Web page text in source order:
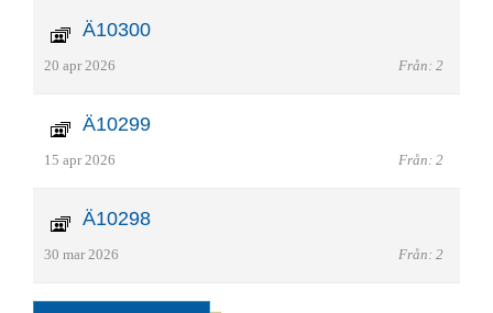
Ä10300
20 apr 2026 Från: 2
Ä10299
15 apr 2026 Från: 2
Ä10298
30 mar 2026 Från: 2